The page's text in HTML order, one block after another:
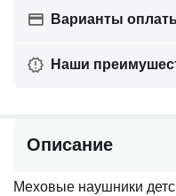
Варианты
Наши
Описание
Меховые наушники